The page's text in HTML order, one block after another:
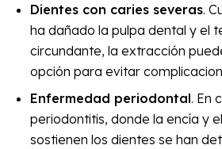
Dientes con caries severas.
ha dañado la pulpa dental y el
circundante, la extracción
opción para evitar
Enfermedad periodontal. En
periodontitis, donde la encía y
sostienen los dientes se han